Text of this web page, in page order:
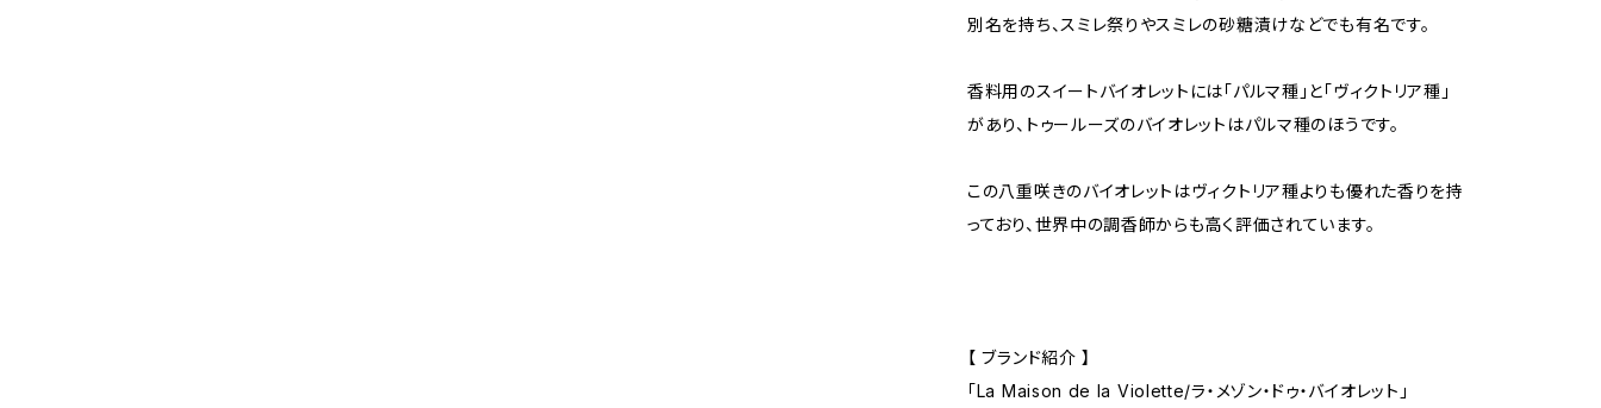
別名を持ち、スミレ祭りやスミレの砂糖漬けなどでも有名です。
香料用のスイートバイオレットには「パルマ種」と「ヴィクトリア種」
があり、トゥールーズのバイオレットはパルマ種のほうです。
この八重咲きのバイオレットはヴィクトリア種よりも優れた香りを持
っており、世界中の調香師からも高く評価されています。
【 ブランド紹介 】
「La Maison de la Violette/ラ・メゾン・ドゥ・バイオレット」